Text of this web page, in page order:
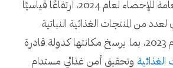
الصادرة عن الهيئة العامة للإحصاء لعام 2024، ارتفاعًا قياسيًا
لعدد من المنتجات الغذائية النباتية
والحيوانية مقارنة بعام 2023، بما يرسخ مكانتها كدولة قادرة
الغذائية وتحقيق أمن غذائي مستدام